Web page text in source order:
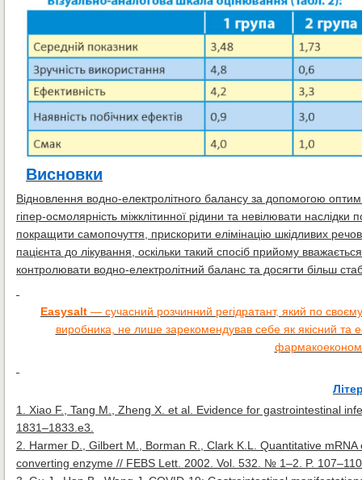
Висновки
Відновлення водно-електролітного балансу за допомогою
гіпер-осмолярність міжклітинної рідини та невілювати
покращити самопочуття, прискорити елімінацію шкідливих
пацієнта до лікування, оскільки такий спосіб прийому
контролювати водно-електролітний баланс та досягти більш
Easysalt — сучасний розчинний регідратант, який по
виробника, не лише зарекомендував себе як якісний та
1. Xiao F., Tang M., Zheng X. et al. Evidence for gastrointestinal
1831–1833.e3.
2. Harmer D., Gilbert M., Borman R., Clark K.L. Quantitative
converting enzyme // FEBS Lett. 2002. Vol. 532. № 1–2. P.